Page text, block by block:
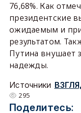
76,68%. Как
президентские
ожидаемым и
результатом.
Путина внушает
надежды.
Источники
295
Поделитесь: